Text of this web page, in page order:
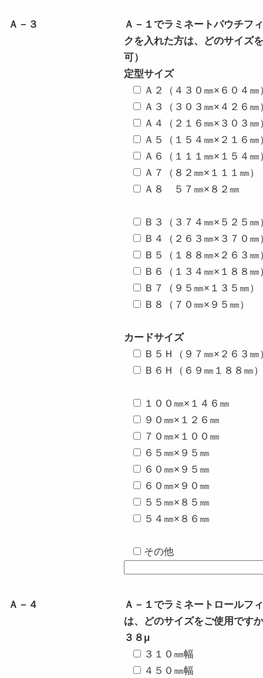
Ａ－３
Ａ－１でラミネートパウチフ
クを入れた方は、どのサイズ
可）
定型サイズ
Ａ２（４３０㎜×６０４㎜
Ａ３（３０３㎜×４２６㎜
Ａ４（２１６㎜×３０３㎜
Ａ５（１５４㎜×２１６㎜
Ａ６（１１１㎜×１５４㎜
Ａ７（８２㎜×１１１㎜）
Ａ８ ５７㎜×８２㎜
Ｂ３（３７４㎜×５２５㎜
Ｂ４（２６３㎜×３７０㎜
Ｂ５（１８８㎜×２６３㎜
Ｂ６（１３４㎜×１８８㎜
Ｂ７（９５㎜×１３５㎜）
Ｂ８（７０㎜×９５㎜）
カードサイズ
Ｂ５Ｈ（９７㎜×２６３㎜
Ｂ６Ｈ（６９㎜１８８㎜
１００㎜×１４６㎜
９０㎜×１２６㎜
７０㎜×１００㎜
６５㎜×９５㎜
６０㎜×９５㎜
６０㎜×９０㎜
５５㎜×８５㎜
５４㎜×８６㎜
その他
Ａ－４
Ａ－１でラミネートロールフ
は、どのサイズをご使用です
３８μ
３１０㎜幅
４５０㎜幅